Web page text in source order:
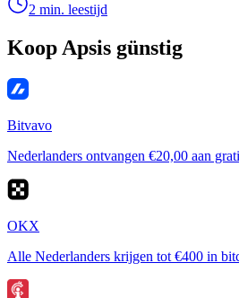
2 min. leestijd
Koop Apsis günstig
Bitvavo
Nederlanders ontvangen €20,00 aan
OKX
Alle Nederlanders krijgen tot €400 in